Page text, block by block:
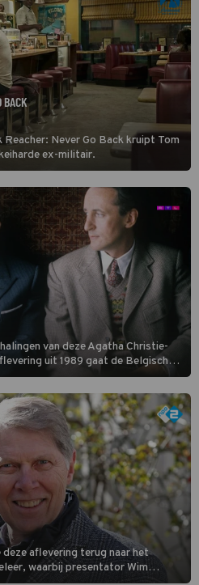
BACK
Never Go Back kruipt Tom
ex-militair.
van deze Agatha Christie-
uit 1989 gaat de Belgische
kok. Poirot raakt al snel
(HH)
aflevering terug naar het
waarbij presentator Wim
reis door de tijd aan de hand van